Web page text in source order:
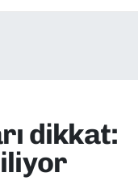
dikkat: